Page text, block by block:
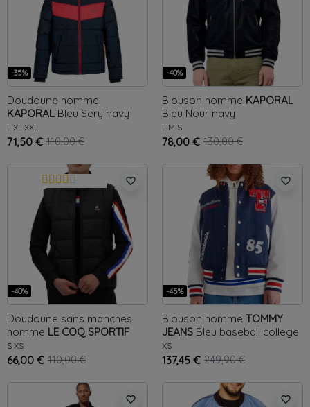
-35%
Doudoune homme
KAPORAL Bleu Sery navy
L XL XXL
71,50 € 110,00 €
-40%
Blouson homme KAPORAL
Bleu Nour navy
L M S
78,00 € 130,00 €
favorite_border
-40%
Doudoune sans manches
homme LE COQ SPORTIF
Noir
S XS
66,00 € 110,00 €
favorite_border
-45%
Blouson homme TOMMY
JEANS Bleu baseball college
XS
137,45 € 249,90 €
favorite_border favorite_border